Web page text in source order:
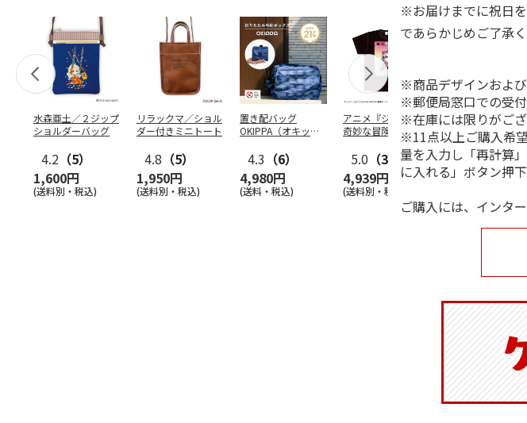
水森亜土／２ジップ
ショルダーバッグ
4.2 （5）
1,600円
(送料別・税込)
リラックマ／ショル
ダー付きミニトート
4.8 （5）
1,950円
(送料別・税込)
置き配バッグ
OKIPPA（オキッ
4.3 （6）
4,980円
(送料・税込)
アニメ『ジョジョの
奇妙な冒険 黄金の
風』CITY POP…
5.0 （3）
4,939円
(送料別・税込)
コジコジ／ショル
ー付きバッグ
4.5 （6）
1,760円
※お届けまでに祝日
であらかじめご了承く
※商品デザインおよび
※郵便局窓口での受付
※在庫には限りがご
※11点以上ご購入希
量を入力し「再計算
に入れる」ボタン押
ご購入には、インタ